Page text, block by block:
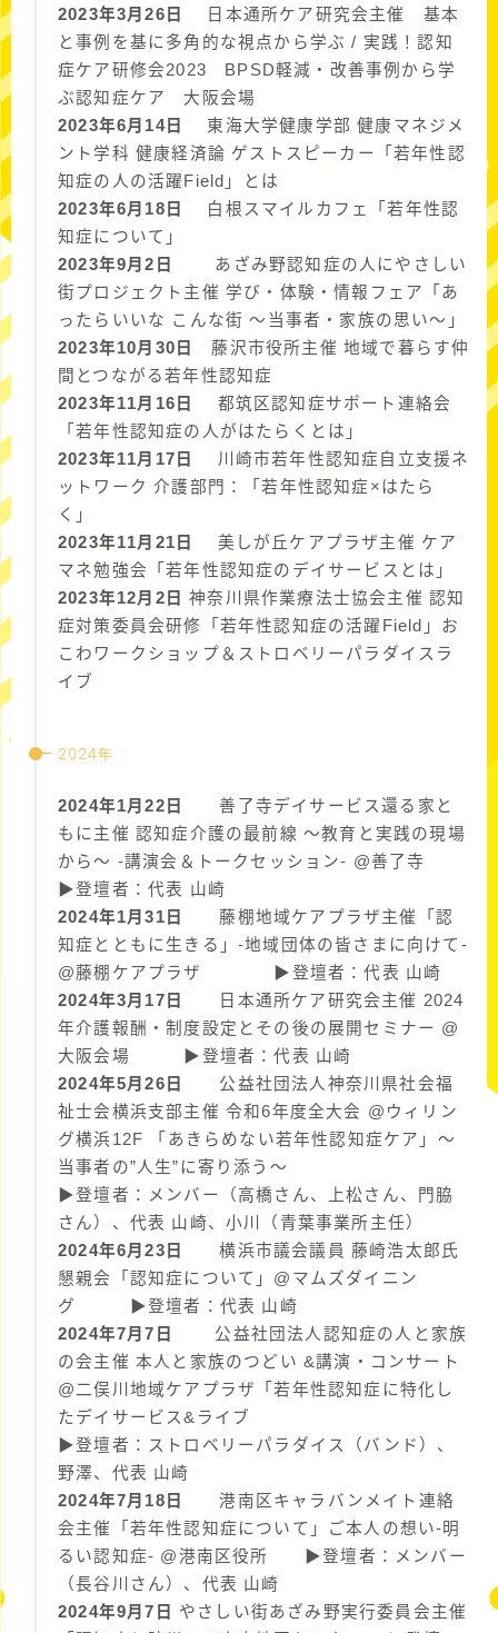
2023年3月26日
日本通所ケア研究会主催 基本
と事例を基に多角的な視点から学ぶ / 実践！認知
症ケア研修会2023 BPSD軽減・改善事例から学
ぶ認知症ケア 大阪会場
2023年6月14日
東海大学健康学部 健康マネジメ
ント学科 健康経済論 ゲストスピーカー「若年性認
知症の人の活躍Field」とは
2023年6月18日
白根スマイルカフェ「若年性認
知症について」
2023年9月2日
あざみ野認知症の人にやさしい
街プロジェクト主催 学び・体験・情報フェア「あ
ったらいいな こんな街 〜当事者・家族の思い〜」
2023年10月30日
藤沢市役所主催 地域で暮らす仲
間とつながる若年性認知症
2023年11月16日
都筑区認知症サポート連絡会
「若年性認知症の人がはたらくとは」
2023年11月17日
川崎市若年性認知症自立支援ネ
ットワーク 介護部門：「若年性認知症×はたら
く」
2023年11月21日
美しが丘ケアプラザ主催 ケア
マネ勉強会「若年性認知症のデイサービスとは」
2023年12月2日
神奈川県作業療法士協会主催 認知
症対策委員会研修「若年性認知症の活躍Field」お
こわワークショップ＆ストロベリーパラダイスラ
イブ
2024年
2024年1月22日
善了寺デイサービス還る家と
もに主催 認知症介護の最前線 〜教育と実践の現場
から〜 -講演会＆トークセッション- @善了寺
▶︎登壇者：代表 山崎
2024年1月31日
藤棚地域ケアプラザ主催「認
知症とともに生きる」-地域団体の皆さまに向けて-
@藤棚ケアプラザ ▶︎登壇者：代表 山崎
2024年3月17日
日本通所ケア研究会主催 2024
年介護報酬・制度設定とその後の展開セミナー @
大阪会場 ▶︎登壇者：代表 山崎
2024年5月26日
公益社団法人神奈川県社会福
祉士会横浜支部主催 令和6年度全大会 @ウィリン
グ横浜12F 「あきらめない若年性認知症ケア」〜
当事者の”人生”に寄り添う〜
▶︎登壇者：メンバー（高橋さん、上松さん、門脇
さん）、代表 山崎、小川（青葉事業所主任）
2024年6月23日
横浜市議会議員 藤崎浩太郎氏
懇親会「認知症について」@マムズダイニン
グ ▶︎登壇者：代表 山崎
2024年7月7日
公益社団法人認知症の人と家族
の会主催 本人と家族のつどい &講演・コンサート
@二俣川地域ケアプラザ「若年性認知症に特化し
たデイサービス&ライブ
▶︎登壇者：ストロベリーパラダイス（バンド）、
野澤、代表 山崎
2024年7月18日
港南区キャラバンメイト連絡
会主催「若年性認知症について」ご本人の想い-明
るい認知症- @港南区役所 ▶︎登壇者：メンバー
（長谷川さん）、代表 山崎
2024年9月7日
やさしい街あざみ野実行委員会主催